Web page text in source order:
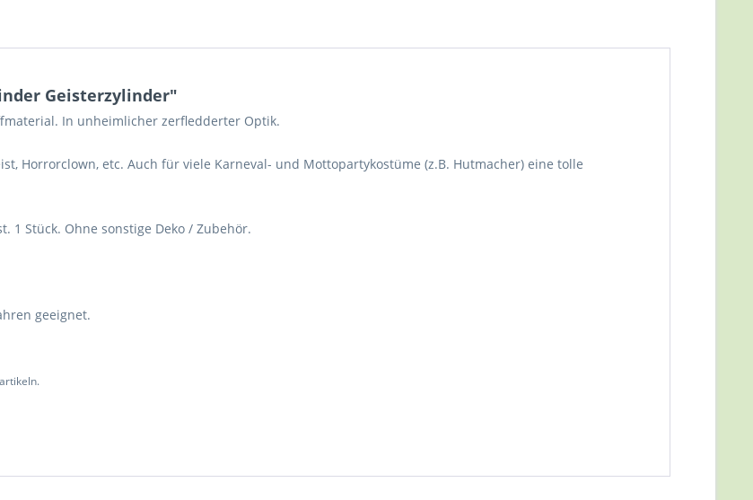
Geisterzylinder"
In unheimlicher zerfledderter Optik.
Horrorclown, etc. Auch für viele Karneval- und Mottopartykostüme (z.B. Hutmacher) eine tolle
1 Stück. Ohne sonstige Deko / Zubehör.
geeignet.